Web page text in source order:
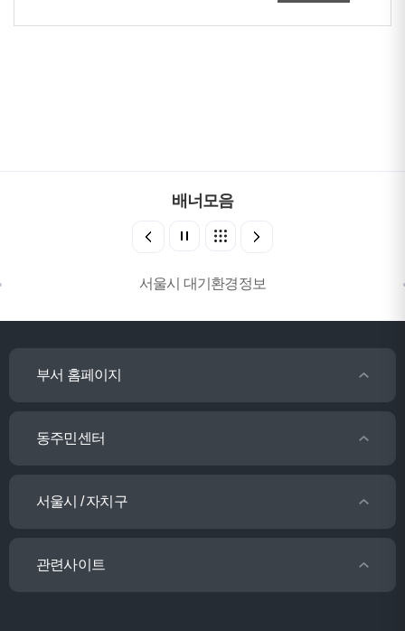
배너모음
서울시 대기환경정보
부서 홈페이지
동주민센터
서울시 / 자치구
관련사이트